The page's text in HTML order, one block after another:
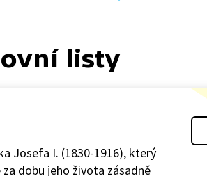
listy
Josefa I. (1830-1916), který
dobu jeho života zásadně